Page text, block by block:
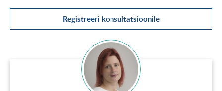
Registreeri konsultatsioonile